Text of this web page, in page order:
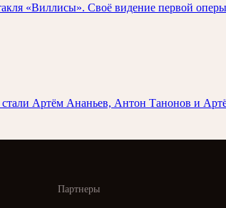
«Виллисы». Своё видение первой
Артём Ананьев, Антон Танонов и
Партнеры